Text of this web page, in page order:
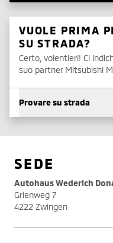
VUOLE PRIMA
SU STRADA?
Certo, volentieri! Ci
suo partner Mitsubishi
Provare su strada
SEDE
Autohaus Wederich
Grienweg 7
4222 Zwingen